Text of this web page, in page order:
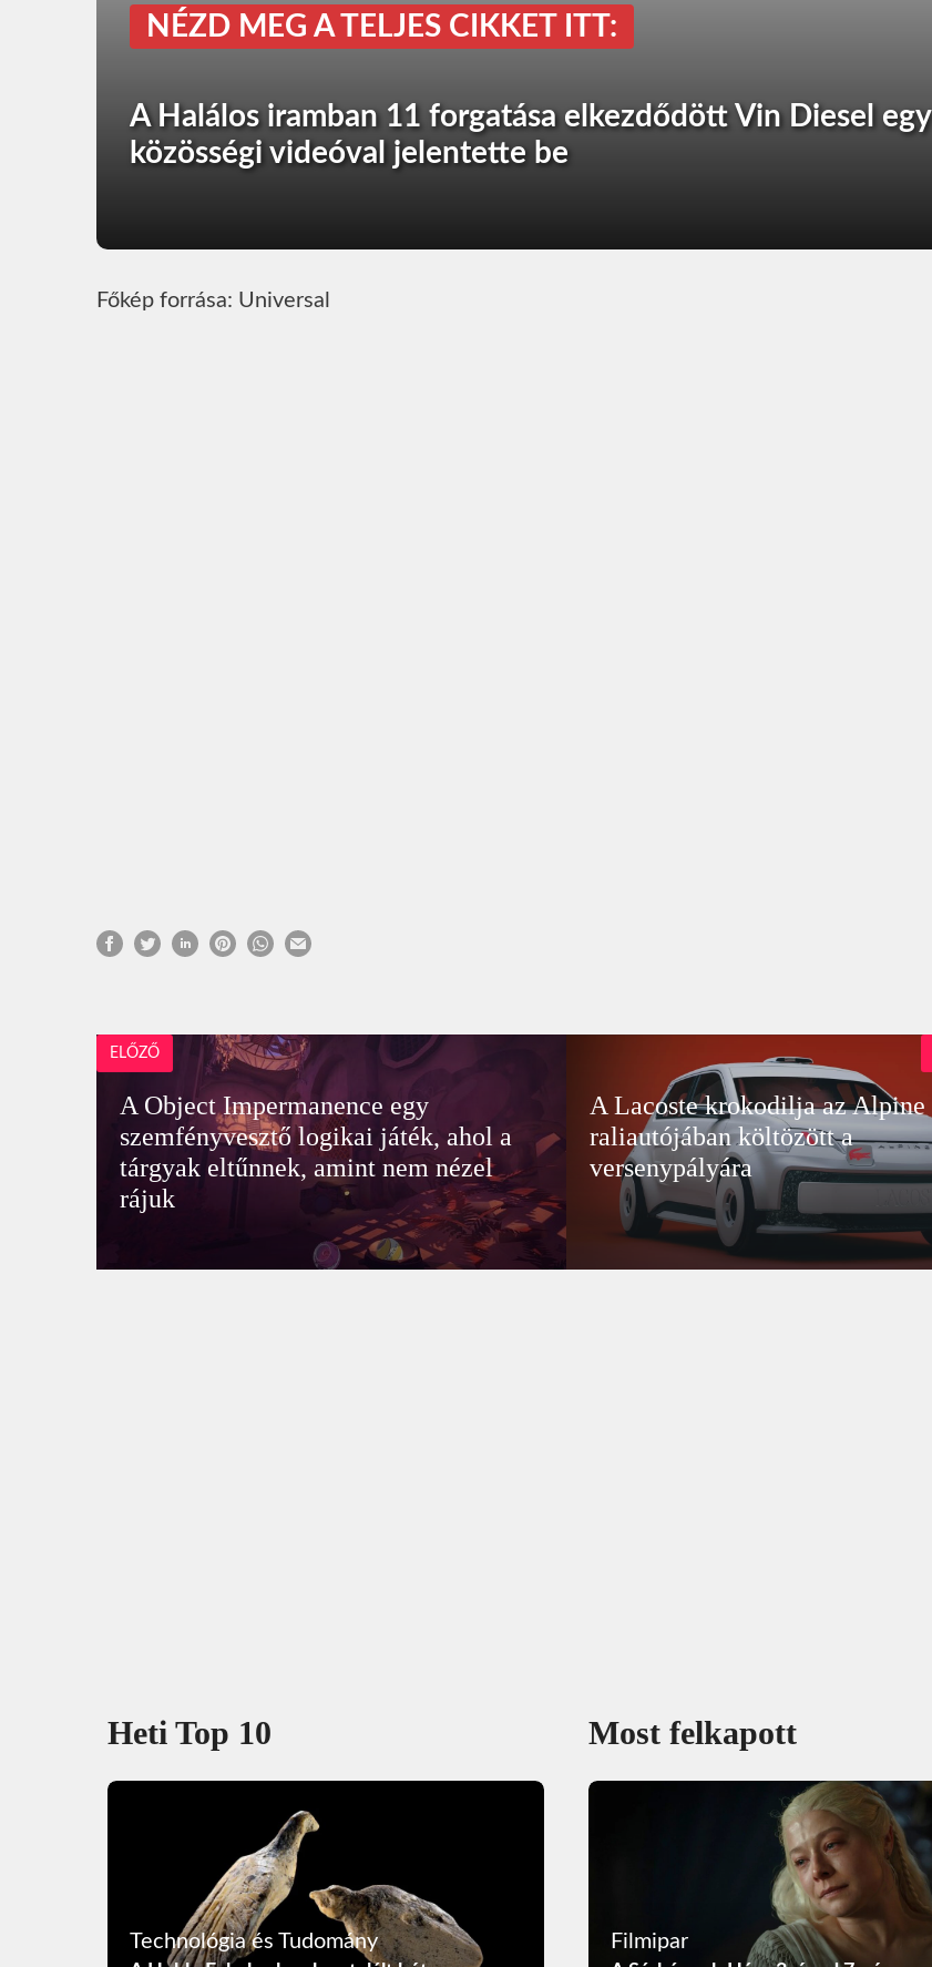
NÉZD MEG A TELJES CIKKET ITT:
A Halálos iramban 11 forgatása elkezdődött Vin Diesel egy
közösségi videóval jelentette be
Főkép forrása: Universal
ELŐZŐ
A Object Impermanence egy
szemfényvesztő logikai játék, ahol a
tárgyak eltűnnek, amint nem nézel
rájuk
A Lacoste krokodilja az Alpine
raliautójában költözött a
versenypályára
Heti Top 10
Technológia és Tudomány
Most felkapott
Filmipar